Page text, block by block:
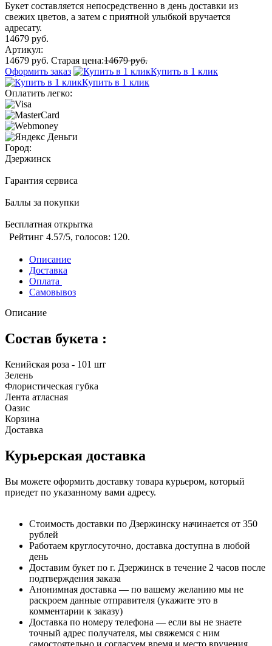
Букет составляется непосредственно в день доставки из
свежих цветов, а затем с приятной улыбкой вручается
адресату.
14679 руб.
Артикул:
14679 руб. Старая цена:14679 руб.
Оформить заказ
Купить в 1 клик
Купить в 1 клик
Оплатить легко:
Город:
Дзержинск
Гарантия сервиса
Баллы за покупки
Бесплатная открытка
Рейтинг 4.57/5, голосов: 120.
Описание
Доставка
Оплата
Самовывоз
Описание
Состав букета :
Кенийская роза - 101 шт
Зелень
Флористическая губка
Лента атласная
Оазис
Корзина
Доставка
Курьерская доставка
Вы можете оформить доставку товара курьером, который
приедет по указанному вами адресу.
Стоимость доставки по Дзержинску начинается от 350
рублей
Работаем круглосуточно, доставка доступна в любой
день
Доставим букет по г. Дзержинск в течение 2 часов после
подтверждения заказа
Анонимная доставка — по вашему желанию мы не
раскроем данные отправителя (укажите это в
комментарии к заказу)
Доставка по номеру телефона — если вы не знаете
точный адрес получателя, мы свяжемся с ним
самостоятельно и согласуем время и место вручения